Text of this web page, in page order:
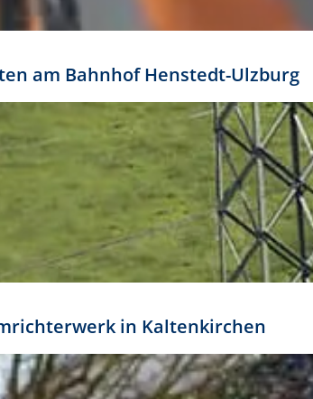
4 – 10 % der jeweiligen Formathöhe.
Anwendungsgrößen im Layout:
hoch (5 %)
mm hoch (5 %)
mm hoch (5 %)
px – 78 px hoch (7 %)
darf das Logo jedoch auch größer oder
Absprache mit der Marketingabteilung.
am Bahnhof Henstedt-Ulzburg
in Kaltenkirchen